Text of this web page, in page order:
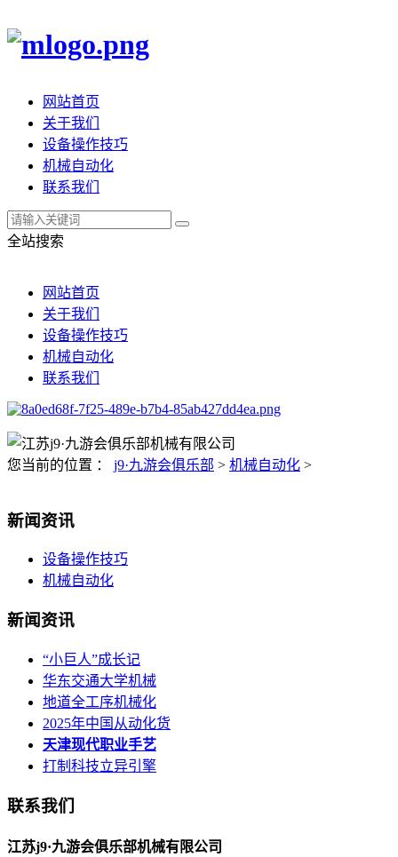
网站首页
关于我们
设备操作技巧
机械自动化
联系我们
全站搜索
网站首页
关于我们
设备操作技巧
机械自动化
联系我们
您当前的位置 ： j9·九游会俱乐部 > 机械自动化 >
新闻资讯
设备操作技巧
机械自动化
新闻资讯
“小巨人”成长记
华东交通大学机械
地道全工序机械化
2025年中国从动化货
天津现代职业手艺
打制科技立异引擎
联系我们
江苏j9·九游会俱乐部机械有限公司